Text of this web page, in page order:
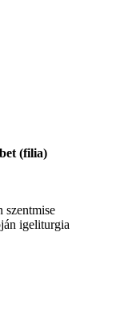
(filia)
szentmise
igeliturgia